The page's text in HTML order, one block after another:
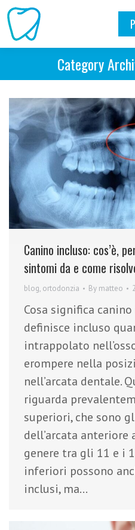
Category
Canino incluso: cos’è,
sintomi da e come
blog, ortodonzia By matteo
Cosa significa
definisce incluso
intrappolato
erompere nella
nell’arcata dentale.
riguarda
superiori, che sono
dell’arcata anteriore
genere tra gli 11 e i
inferiori possono
inclusi, ma…